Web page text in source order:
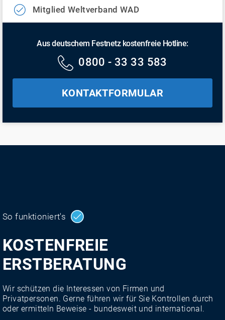
Mitglied Weltverband WAD
Aus deutschem Festnetz kostenfreie Hotline:
0800 - 33 33 583
KONTAKTFORMULAR
So funktioniert's
KOSTENFREIE
ERSTBERATUNG
Wir schützen die Interessen von Firmen und
Privatpersonen. Gerne führen wir für Sie Kontrollen durch
oder ermitteln Beweise - bundesweit und international.